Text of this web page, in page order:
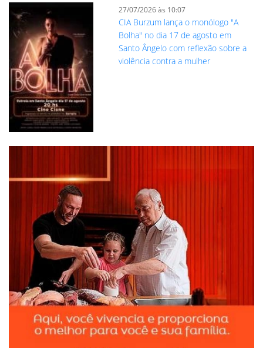
27/07/2026 às 10:07
CIA Burzum lança o monólogo "A
Bolha" no dia 17 de agosto em
Santo Ângelo com reflexão sobre a
violência contra a mulher